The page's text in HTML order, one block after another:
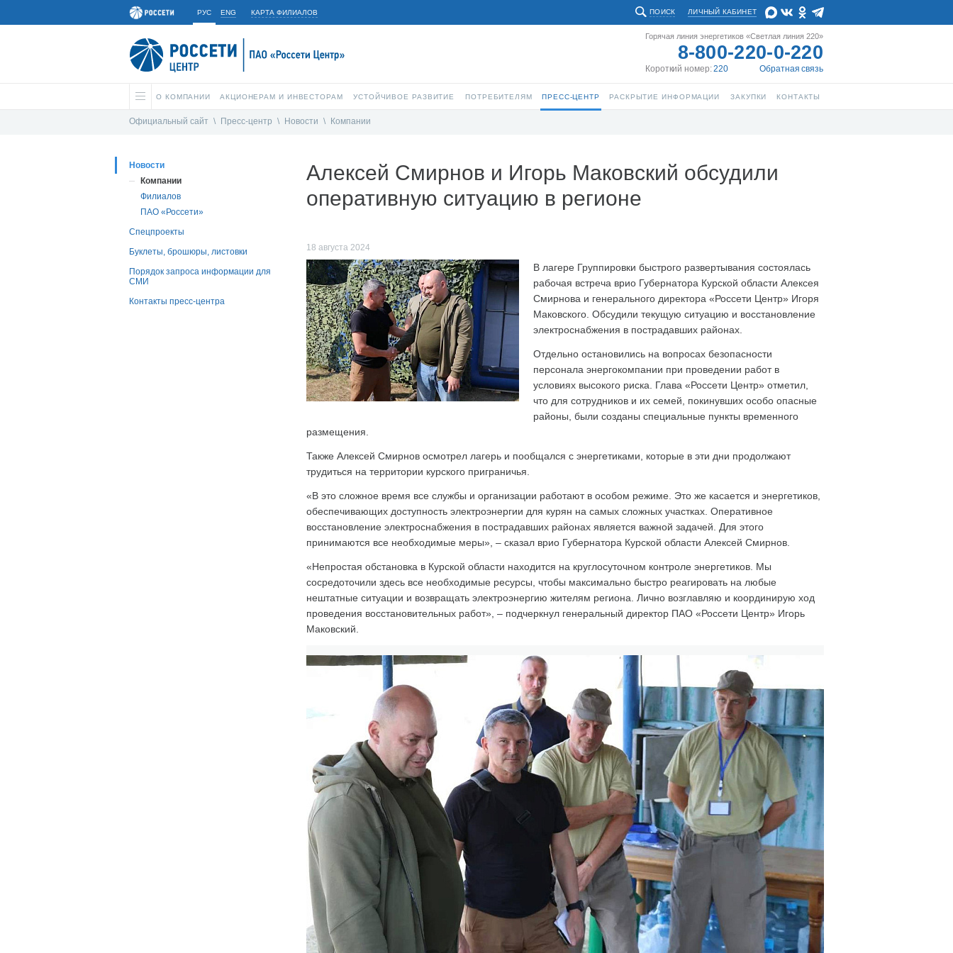
РУС ENG КАРТА ФИЛИАЛОВ ЛИЧНЫЙ КАБИНЕТ
ПОИСК
Горячая линия энергетиков «Светлая линия 220»
8-800-220-0-220
Короткий номер:220 Обратная связь
О КОМПАНИИ АКЦИОНЕРАМ И ИНВЕСТОРАМ УСТОЙЧИВОЕ РАЗВИТИЕ ПОТРЕБИТЕЛЯМ ПРЕСС-ЦЕНТР РАСКРЫТИЕ ИНФОРМАЦИИ ЗАКУПКИ КОНТАКТЫ
Официальный сайт \ Пресс-центр \ Новости \ Компании
Новости
Компании
Филиалов
ПАО «Россети»
Спецпроекты
Буклеты, брошюры, листовки
Порядок запроса информации для
СМИ
Контакты пресс-центра
Алексей Смирнов и Игорь Маковский обсудили
оперативную ситуацию в регионе
18 августа 2024
В лагере Группировки быстрого развертывания состоялась
рабочая встреча врио Губернатора Курской области Алексея
Смирнова и генерального директора «Россети Центр» Игоря
Маковского. Обсудили текущую ситуацию и восстановление
электроснабжения в пострадавших районах.
Отдельно остановились на вопросах безопасности
персонала энергокомпании при проведении работ в
условиях высокого риска. Глава «Россети Центр» отметил,
что для сотрудников и их семей, покинувших особо опасные
районы, были созданы специальные пункты временного
размещения.
Также Алексей Смирнов осмотрел лагерь и пообщался с энергетиками, которые в эти дни продолжают
трудиться на территории курского приграничья.
«В это сложное время все службы и организации работают в особом режиме. Это же касается и энергетиков,
обеспечивающих доступность электроэнергии для курян на самых сложных участках. Оперативное
восстановление электроснабжения в пострадавших районах является важной задачей. Для этого
принимаются все необходимые меры», – сказал врио Губернатора Курской области Алексей Смирнов.
«Непростая обстановка в Курской области находится на круглосуточном контроле энергетиков. Мы
сосредоточили здесь все необходимые ресурсы, чтобы максимально быстро реагировать на любые
нештатные ситуации и возвращать электроэнергию жителям региона. Лично возглавляю и координирую ход
проведения восстановительных работ», – подчеркнул генеральный директор ПАО «Россети Центр» Игорь
Маковский.